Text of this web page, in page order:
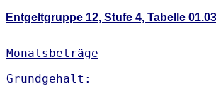
Entgeltgruppe 12, Stufe 4, Tabelle
Monatsbeträge